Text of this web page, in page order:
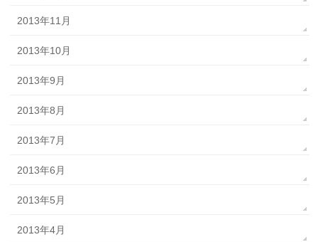
2013年11月
2013年10月
2013年9月
2013年8月
2013年7月
2013年6月
2013年5月
2013年4月